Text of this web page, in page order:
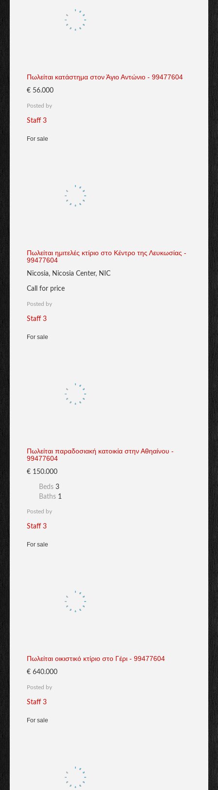
Πωλείται κατάστημα στον Άγιο Αντώνιο - 99477604
€ 56.000
Posted by
Staff 3
For sale
Πωλείται ημιτελές κτίριο στο Κέντρο της Λευκωσίας -
99477604
Nicosia, Nicosia Center, NIC
Call for price
Posted by
Staff 3
For sale
Πωλείται παραδοσιακή κατοικία στην Αθηαίνου -
99477604
€ 150.000
Beds 3
Baths 1
Posted by
Staff 3
For sale
Πωλείται οικιστικό κτίριο στο Γέρι - 99477604
€ 640.000
Posted by
Staff 3
For sale